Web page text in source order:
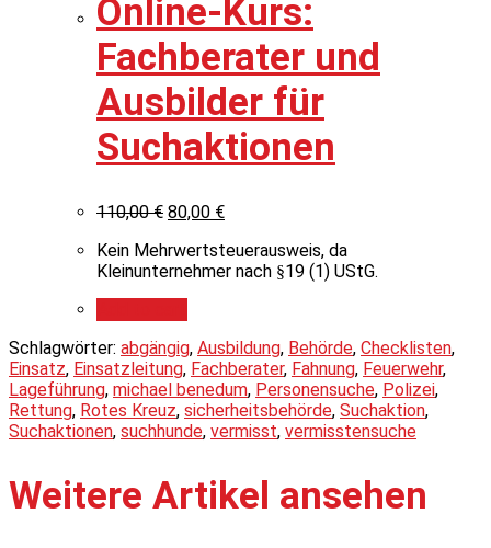
Online-Kurs:
Fachberater und
Ausbilder für
Suchaktionen
110,00€ 80,00 €
Kein Mehrwertsteuerausweis, da
Kleinunternehmer nach §19 (1) UStG.
Schlagwörter: abgängig, Ausbildung, Behörde, Checklisten,
Einsatz, Einsatzleitung, Fachberater, Fahnung, Feuerwehr,
Lageführung, michael benedum, Personensuche, Polizei,
Rettung, Rotes Kreuz, sicherheitsbehörde, Suchaktion,
Suchaktionen, suchhunde, vermisst, vermisstensuche
Weitere Artikel ansehen